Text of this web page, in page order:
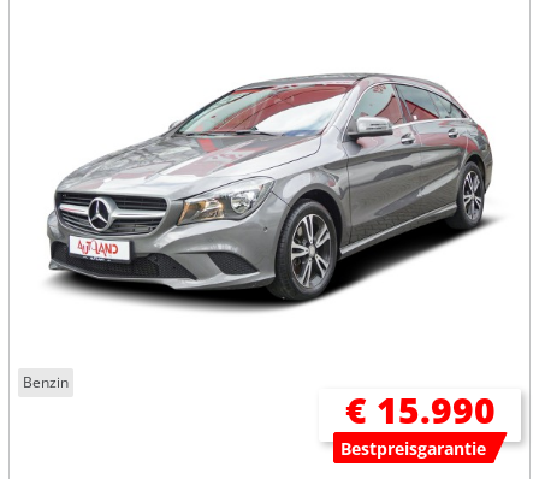
Benzin
€ 15.990
Bestpreisgarantie